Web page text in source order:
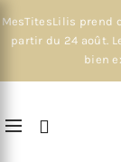
MesTitesLilis prend
partir du 24 août.
bien